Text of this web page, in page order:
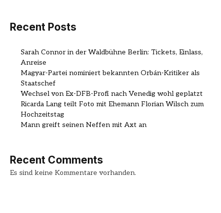
Recent Posts
Sarah Connor in der Waldbühne Berlin: Tickets, Einlass,
Anreise
Magyar-Partei nominiert bekannten Orbán-Kritiker als
Staatschef
Wechsel von Ex-DFB-Profi nach Venedig wohl geplatzt
Ricarda Lang teilt Foto mit Ehemann Florian Wilsch zum
Hochzeitstag
Mann greift seinen Neffen mit Axt an
Recent Comments
Es sind keine Kommentare vorhanden.